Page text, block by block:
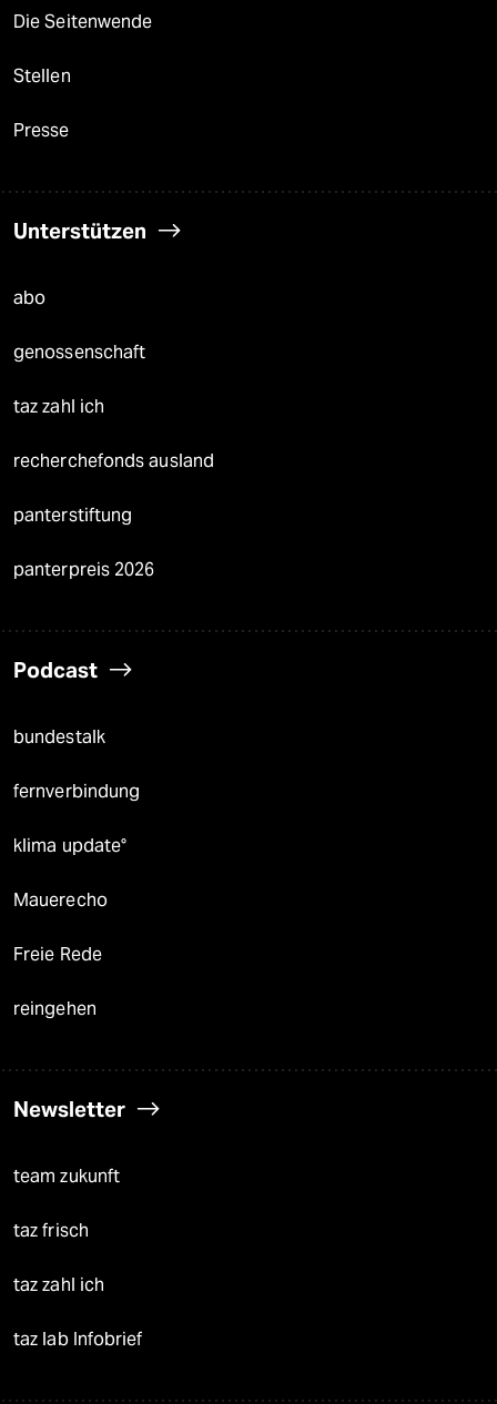
Die Seitenwende
Stellen
Presse
Unterstützen
abo
genossenschaft
taz zahl ich
recherchefonds ausland
panterstiftung
panterpreis 2026
Podcast
bundestalk
fernverbindung
klima update°
Mauerecho
Freie Rede
reingehen
Newsletter
team zukunft
taz frisch
taz zahl ich
taz lab Infobrief